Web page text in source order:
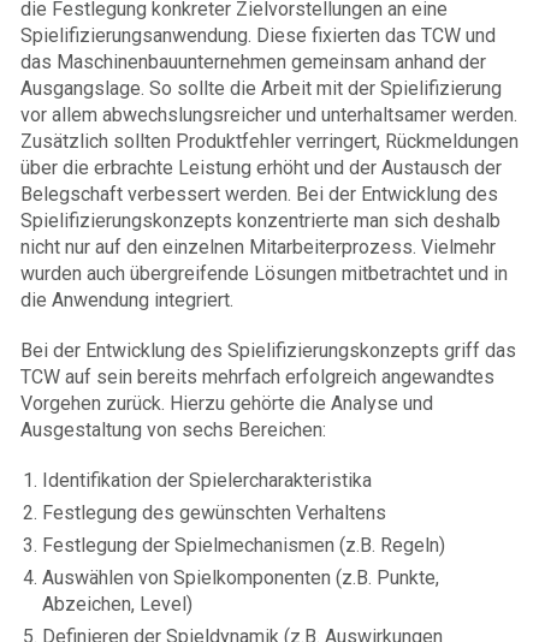
die Festlegung konkreter Zielvorstellungen an eine
Spielifizierungsanwendung. Diese fixierten das TCW und
das Maschinenbauunternehmen gemeinsam anhand der
Ausgangslage. So sollte die Arbeit mit der Spielifizierung
vor allem abwechslungsreicher und unterhaltsamer werden.
Zusätzlich sollten Produktfehler verringert, Rückmeldungen
über die erbrachte Leistung erhöht und der Austausch der
Belegschaft verbessert werden. Bei der Entwicklung des
Spielifizierungskonzepts konzentrierte man sich deshalb
nicht nur auf den einzelnen Mitarbeiterprozess. Vielmehr
wurden auch übergreifende Lösungen mitbetrachtet und in
die Anwendung integriert.
Bei der Entwicklung des Spielifizierungskonzepts griff das
TCW auf sein bereits mehrfach erfolgreich angewandtes
Vorgehen zurück. Hierzu gehörte die Analyse und
Ausgestaltung von sechs Bereichen:
Identifikation der Spielercharakteristika
Festlegung des gewünschten Verhaltens
Festlegung der Spielmechanismen (z.B. Regeln)
Auswählen von Spielkomponenten (z.B. Punkte,
Abzeichen, Level)
Definieren der Spieldynamik (z.B. Auswirkungen